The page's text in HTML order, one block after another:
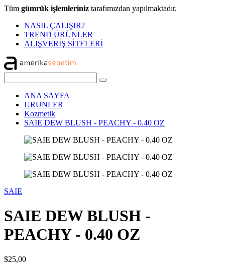
Tüm gümrük işlemleriniz tarafımızdan yapılmaktadır.
NASIL ÇALIŞIR?
TREND ÜRÜNLER
ALIŞVERİŞ SİTELERİ
ANA SAYFA
URUNLER
Kozmetik
SAIE DEW BLUSH - PEACHY - 0.40 OZ
SAIE
SAIE DEW BLUSH -
PEACHY - 0.40 OZ
$25,00